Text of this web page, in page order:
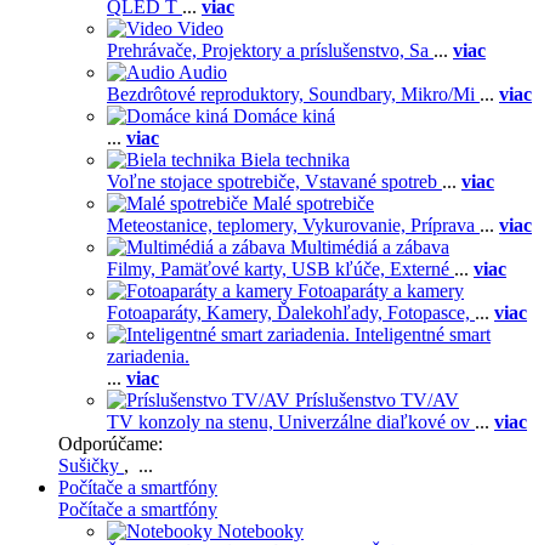
QLED T ... viac
Video
Prehrávače, Projektory a príslušenstvo, Sa ... viac
Audio
Bezdrôtové reproduktory, Soundbary, Mikro/Mi ... viac
Domáce kiná
... viac
Biela technika
Voľne stojace spotrebiče, Vstavané spotreb ... viac
Malé spotrebiče
Meteostanice, teplomery, Vykurovanie, Príprava ... viac
Multimédiá a zábava
Filmy, Pamäťové karty, USB kľúče, Externé ... viac
Fotoaparáty a kamery
Fotoaparáty, Kamery, Ďalekohľady, Fotopasce, ... viac
Inteligentné smart
zariadenia.
... viac
Príslušenstvo TV/AV
TV konzoly na stenu, Univerzálne diaľkové ov ... viac
Odporúčame:
Sušičky , ...
Počítače a smartfóny
Počítače a smartfóny
Notebooky